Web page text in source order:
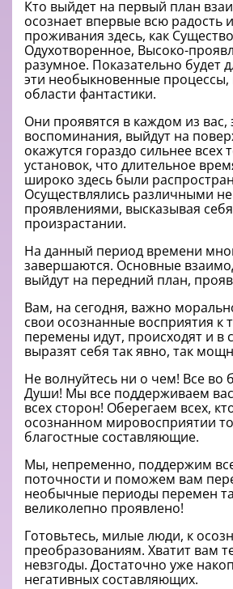
Кто выйдет на первый план
осознает впервые всю радость
проживания здесь, как Существо
Одухотворенное, Высоко-
разумное. Показательно будет
эти необыкновенные процессы,
области фантастики.
Они проявятся в каждом из вас,
воспоминания, выйдут на
окажутся гораздо сильнее всех
установок, что длительное
широко здесь были
Осуществлялись различными
проявлениями, высказывая
произрастании.
На данный период времени
завершаются. Основные
выйдут на передний план,
Вам, на сегодня, важно
свои осознанные восприятия к
перемены идут, происходят и в
выразят себя так явно, так
Не волнуйтесь ни о чем! Все во
Души! Мы все поддерживаем
всех сторон! Оберегаем всех,
осознанном мировосприятии
благостные составляющие.
Мы, непременно, поддержим
поточности и поможем вам
необычные периоды перемен
великолепно проявлено!
Готовьтесь, милые люди, к
преобразованиям. Хватит вам
невзгоды. Достаточно уже
негативных составляющих.